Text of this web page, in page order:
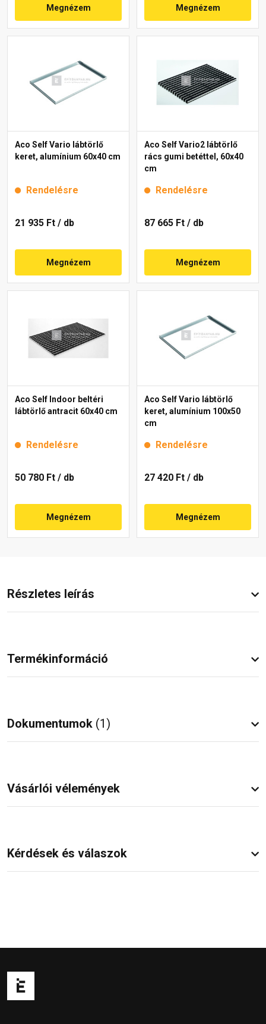
Megnézem Megnézem
Aco Self Vario lábtörlő
keret, alumínium 60x40 cm
Rendelésre
21 935 Ft / db
Megnézem
Aco Self Vario2 lábtörlő
rács gumi betéttel, 60x40
cm
Rendelésre
87 665 Ft / db
Megnézem
Aco Self Indoor beltéri
lábtörlő antracit 60x40 cm
Rendelésre
50 780 Ft / db
Megnézem
Aco Self Vario lábtörlő
keret, alumínium 100x50
cm
Rendelésre
27 420 Ft / db
Megnézem
Részletes leírás
Termékinformáció
Dokumentumok (1)
Vásárlói vélemények
Kérdések és válaszok